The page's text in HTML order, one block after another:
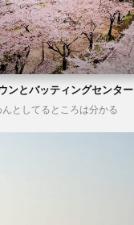
とバッティングセンター
んとしてるところは分かる